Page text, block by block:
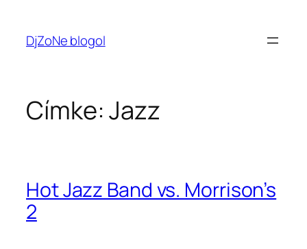
tartalomhoz
DjZoNe blogol
Címke:Jazz
Hot Jazz Band vs. Morrison’s
2